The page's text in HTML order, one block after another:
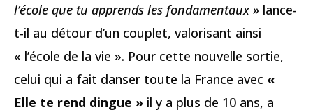
l’école que tu apprends les fondamentaux » lance-
t-il au détour d’un couplet, valorisant ainsi
« l’école de la vie ». Pour cette nouvelle sortie,
celui qui a fait danser toute la France avec «
Elle te rend dingue » il y a plus de 10 ans, a